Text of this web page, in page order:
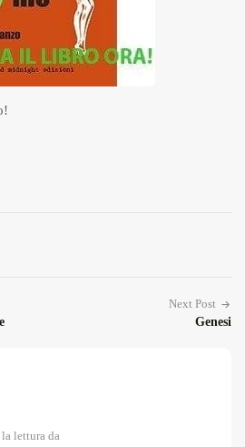
Next Post
Genesi
lettura da